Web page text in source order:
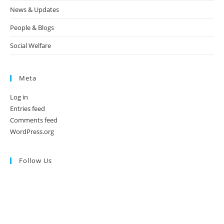
News & Updates
People & Blogs
Social Welfare
Meta
Log in
Entries feed
Comments feed
WordPress.org
Follow Us